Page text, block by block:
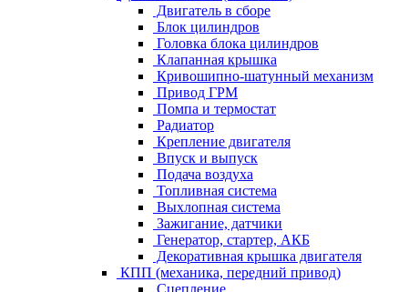
Двигатель в сборе
Блок цилиндров
Головка блока цилиндров
Клапанная крышка
Кривошипно-шатунный механизм
Привод ГРМ
Помпа и термостат
Радиатор
Крепление двигателя
Впуск и выпуск
Подача воздуха
Топливная система
Выхлопная система
Зажигание, датчики
Генератор, стартер, АКБ
Декоративная крышка двигателя
КПП (механика, передний привод)
Сцепление